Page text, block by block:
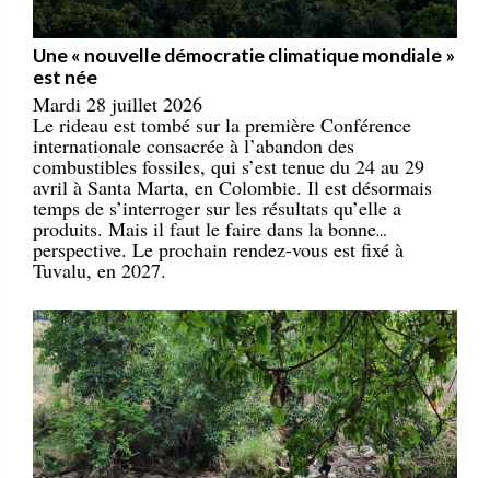
Une « nouvelle démocratie climatique mondiale »
est née
Mardi 28 juillet 2026
Le rideau est tombé sur la première Conférence
internationale consacrée à l’abandon des
combustibles fossiles, qui s’est tenue du 24 au 29
avril à Santa Marta, en Colombie. Il est désormais
temps de s’interroger sur les résultats qu’elle a
produits. Mais il faut le faire dans la bonne
perspective. Le prochain rendez-vous est fixé à
Tuvalu, en 2027.